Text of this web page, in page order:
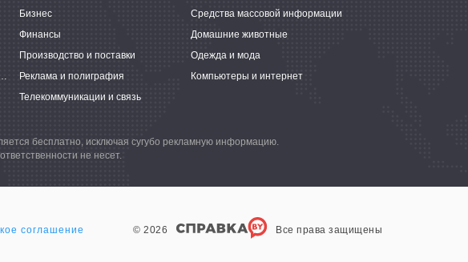
Бизнес
Средства массовой информации
Финансы
Домашние животные
Производство и поставки
Одежда и мода
системы Реклама и полиграфия
Компьютеры и интернет
Телекоммуникации и связь
бесплатно, исключая сугубо рекламную информацию.
не несет.
соглашение © 2026 Все права защищены